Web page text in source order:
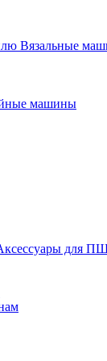
Вязальные
машины